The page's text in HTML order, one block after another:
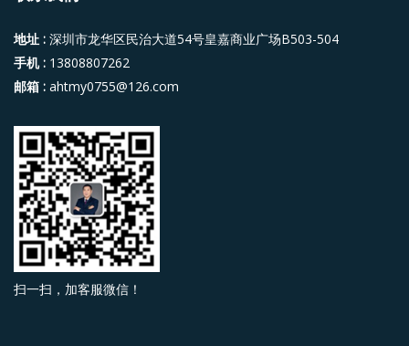
地址 : 深圳市龙华区民治大道54号皇嘉商业广场B503-504
手机 : 13808807262
邮箱 : ahtmy0755@126.com
扫一扫，加客服微信！